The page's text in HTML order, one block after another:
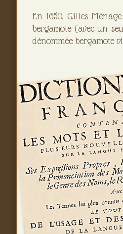
En 1650, Gilles
bergamote (avec un
dénommée bergamote